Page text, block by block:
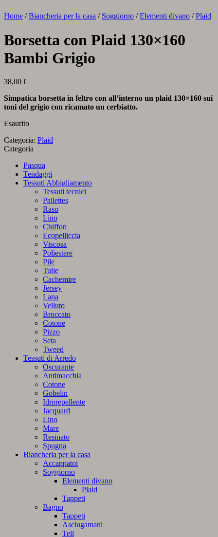
Home / Biancheria per la casa / Soggiorno / Elementi divano / Plaid
Borsetta con Plaid 130×160
Bambi Grigio
38,00 €
Simpatica borsetta in feltro con all’interno un plaid 130×160 sui
toni del grigio con ricamato un cerbiatto.
Esaurito
Categoria: Plaid
Categoria
Pasqua
Tendaggi
Tessuti Abbigliamento
Tessuti tecnici
Pailettes
Raso
Lino
Chiffon
Ecopelliccia
Viscosa
Poliestere
Pile
Tulle
Cachemire
Jersey
Lana
Velluto
Broccato
Cotone
Pizzo
Seta
Tweed
Tessuti di Arredo
Oscurante
Antimacchia
Cotone
Gobelin
Idrorepellente
Jacquard
Lino
Mare
Resinato
Spugna
Biancheria per la casa
Accappatoi
Soggiorno
Elementi divano
Plaid
Tappeti
Bagno
Tappeti
Asciugamani
Teli